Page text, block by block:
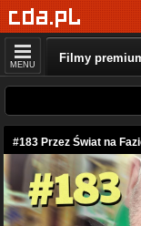
MENU Filmy
#183 Przez Świat na